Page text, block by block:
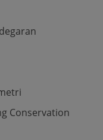
Conservation